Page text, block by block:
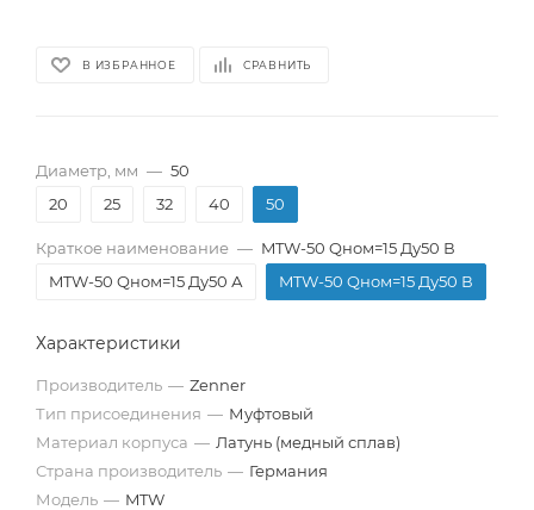
В ИЗБРАННОЕ СРАВНИТЬ
Диаметр, мм — 50
20
25 32 40 50
Краткое наименование — MTW-50 Qном=15 Ду50 В
MTW-50 Qном=15 Ду50 А
MTW-50 Qном=15 Ду50 В
Характеристики
Производитель — Zenner
Тип присоединения — Муфтовый
Материал корпуса — Латунь (медный сплав)
Страна производитель — Германия
Модель — MTW